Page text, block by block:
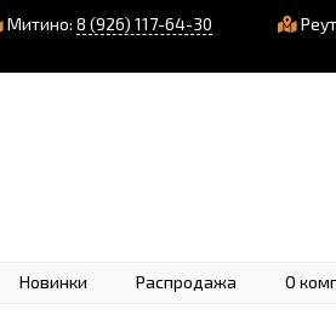
Митино: 8 (926) 117-64-30
Новинки Распродажа О